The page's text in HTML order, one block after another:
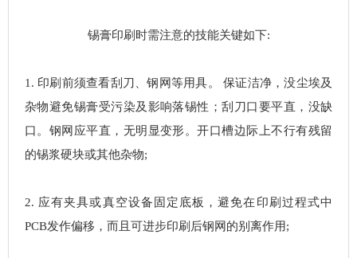
锡膏印刷时需注意的技能关键如下:
1. 印刷前须查看刮刀、钢网等用具。 保证洁净，没尘埃及
杂物避免锡膏受污染及影响落锡性；刮刀口要平直，没缺
口。钢网应平直，无明显变形。开口槽边际上不行有残留
的锡浆硬块或其他杂物;
2. 应有夹具或真空设备固定底板，避免在印刷过程式中
PCB发作偏移，而且可进步印刷后钢网的别离作用;